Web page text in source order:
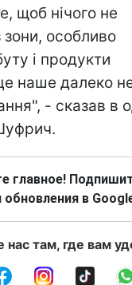
щоб нічого не
зони, особливо
і продукти
наше далеко
- сказав в
главное!
в
нас там, где вам